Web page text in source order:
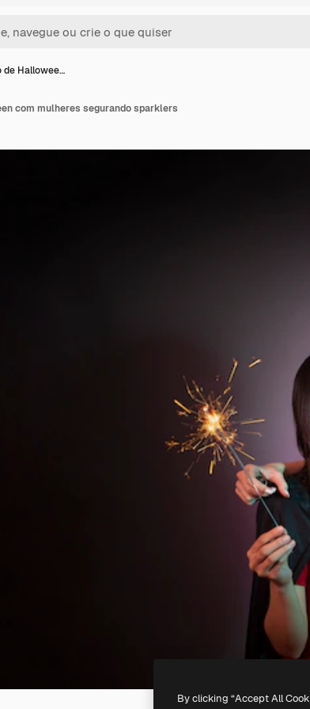
de Hallowee…
com mulheres segurando sparklers
By clicking “Accept All